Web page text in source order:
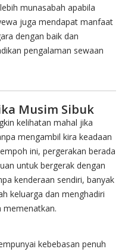
munasabah apabila
juga mendapat manfaat
dengan baik dan
pengalaman sewaan
Musim Sibuk
kelihatan mahal jika
mengambil kira keadaan
ini, pergerakan berada
untuk bergerak dengan
kenderaan sendiri, banyak
keluarga dan menghadiri
memenatkan.
kebebasan penuh